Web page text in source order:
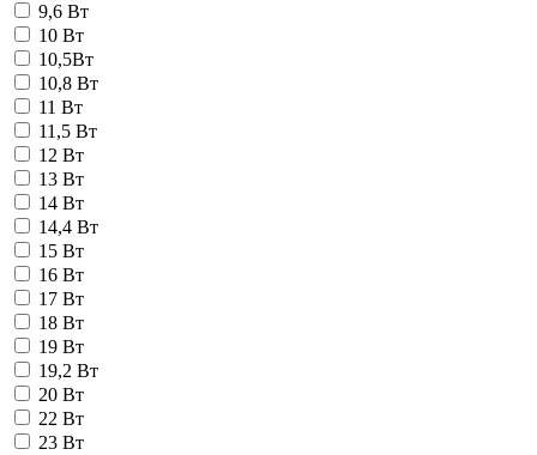
9,6 Вт
10 Вт
10,5Вт
10,8 Вт
11 Вт
11,5 Вт
12 Вт
13 Вт
14 Вт
14,4 Вт
15 Вт
16 Вт
17 Вт
18 Вт
19 Вт
19,2 Вт
20 Вт
22 Вт
23 Вт